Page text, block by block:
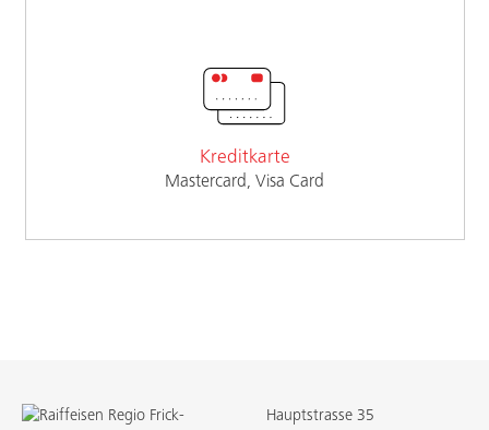
Kreditkarte
Mastercard, Visa Card
Hauptstrasse 35